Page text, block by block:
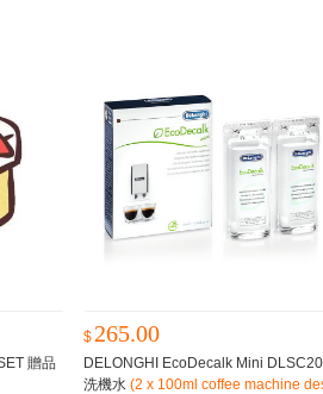
贈品
$ 265.00
DELONGHI EcoDecalk Mini
洗機水 (2 x 100ml coffee machine